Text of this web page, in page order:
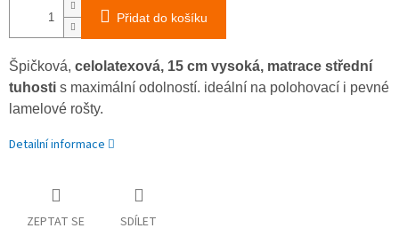
Přidat do košíku
Špičková, celolatexová, 15 cm vysoká, matrace střední
tuhosti s maximální odolností. ideální na polohovací i pevné
lamelové rošty.
Detailní informace
ZEPTAT SE SDÍLET